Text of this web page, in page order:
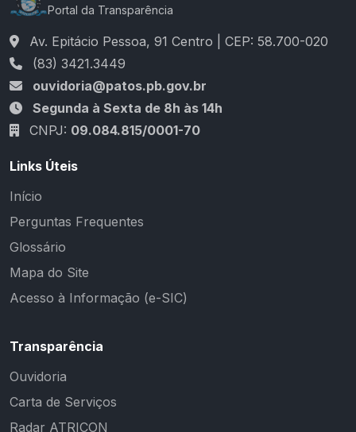
Portal da Transparência
Av. Epitácio Pessoa, 91 Centro | CEP: 58.700-020
(83) 3421.3449
ouvidoria@patos.pb.gov.br
Segunda à Sexta de 8h às 14h
CNPJ: 09.084.815/0001-70
Links Úteis
Início
Perguntas Frequentes
Glossário
Mapa do Site
Acesso à Informação (e-SIC)
Transparência
Ouvidoria
Carta de Serviços
Radar ATRICON